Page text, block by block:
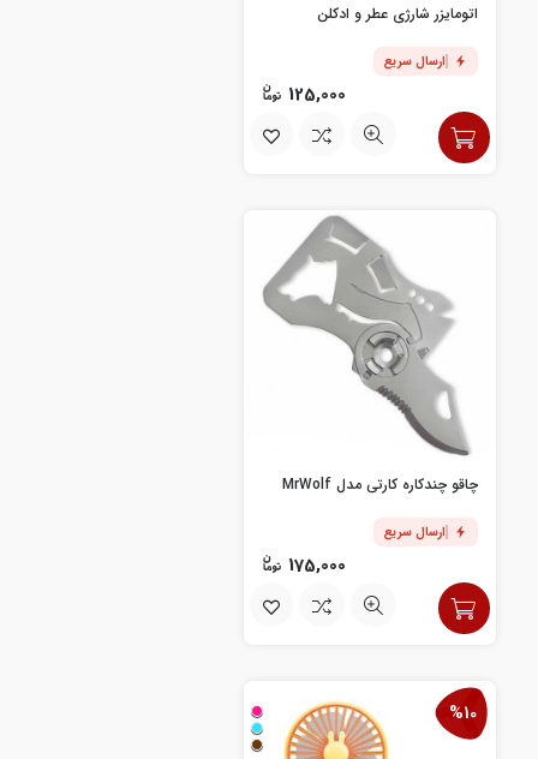
اتومایزر شارژی عطر و ادکلن
ارسال سریع
125,000
چاقو چندکاره کارتی مدل MrWolf
ارسال سریع
175,000
%10